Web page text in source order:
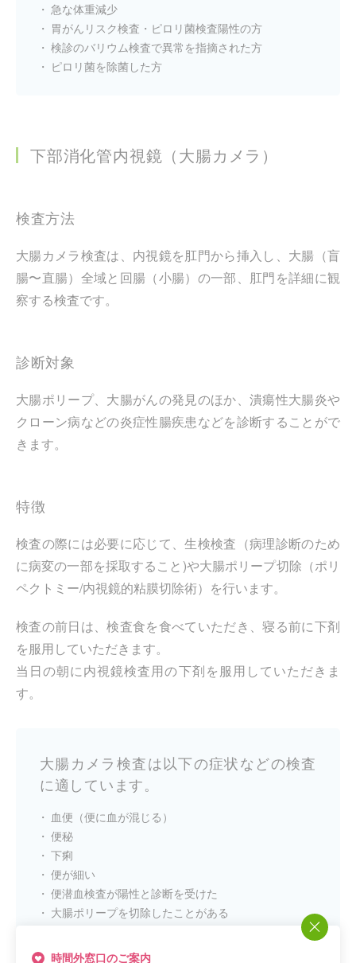
急な体重減少
胃がんリスク検査・ピロリ菌検査陽性の方
検診のバリウム検査で異常を指摘された方
ピロリ菌を除菌した方
下部消化管内視鏡（大腸カメラ）
検査方法
大腸カメラ検査は、内視鏡を肛門から挿入し、大腸（盲
腸〜直腸）全域と回腸（小腸）の一部、肛門を詳細に観
察する検査です。
診断対象
大腸ポリープ、大腸がんの発見のほか、潰瘍性大腸炎や
クローン病などの炎症性腸疾患などを診断することがで
きます。
特徴
検査の際には必要に応じて、生検検査（病理診断のため
に病変の一部を採取すること)や大腸ポリープ切除（ポリ
ペクトミー/内視鏡的粘膜切除術）を行います。
検査の前日は、検査食を食べていただき、寝る前に下剤
を服用していただきます。
当日の朝に内視鏡検査用の下剤を服用していただきま
す。
大腸カメラ検査は以下の症状などの検査
に適しています。
血便（便に血が混じる）
便秘
下痢
便が細い
便潜血検査が陽性と診断を受けた
大腸ポリープを切除したことがある
時間外窓口のご案内